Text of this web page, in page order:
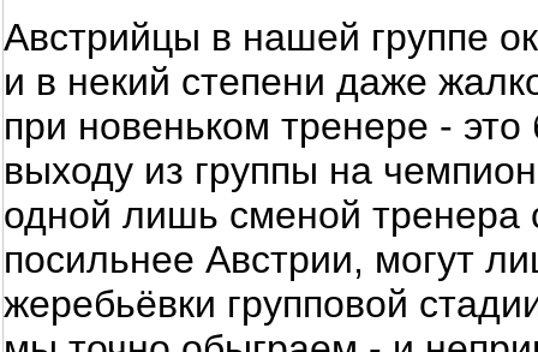
Австрийцы в нашей группе
и в некий степени даже
при новеньком тренере -
выходу из группы на
одной лишь сменой тренера
посильнее Австрии, могут
жеребьёвки групповой